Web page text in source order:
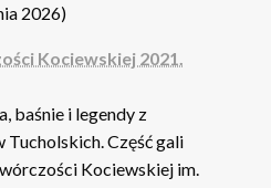
2026)
Kociewskiej 2021.
baśnie i legendy z
Część gali
Kociewskiej im.